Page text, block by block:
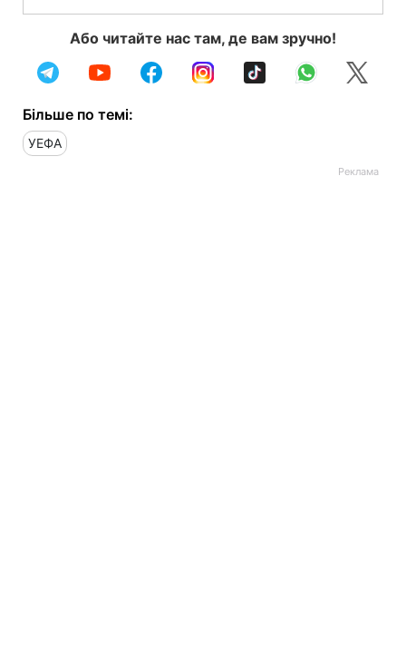
Або читайте нас там, де вам зручно!
Більше по темі:
УЕФА